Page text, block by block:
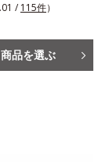
/ 115件）
品を選ぶ